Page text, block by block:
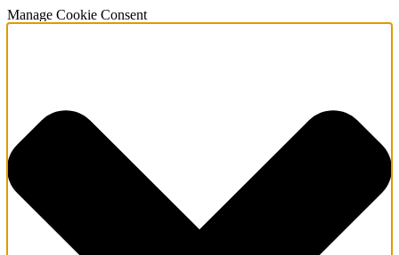
Manage Cookie Consent